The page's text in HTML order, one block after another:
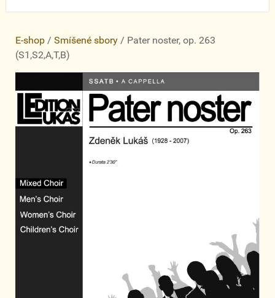
E-shop / Smíšené sbory / Pater noster, op. 263
(S1,S2,A,T,B)